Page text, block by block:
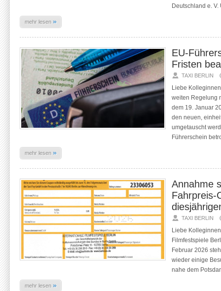
Deutschland e. V.
mehr lesen »
EU-
Fristen
TAXI BERLIN
Liebe
weiten Regelung
dem 19. Januar
den neuen,
umgetauscht
Führerschein
mehr lesen »
Annahme
Fahrpreis-
TAXI BERLIN
Liebe
Filmfestspiele
Februar 2026
wieder einige
nahe dem
mehr lesen »